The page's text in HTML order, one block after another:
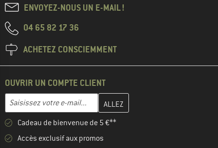
ENVOYEZ-NOUS UN E-MAIL !
04 65 82 17 36
ACHETEZ CONSCIEMMENT
OUVRIR UN COMPTE CLIENT
Adresse e-mail
Entrez votre adresse e-mail ici et créez votre compte client à la
Cadeau de bienvenue de 5 €**
Accès exclusif aux promos